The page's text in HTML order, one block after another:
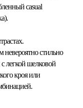
casual
невероятно стильно
с легкой шелковой
кроя или